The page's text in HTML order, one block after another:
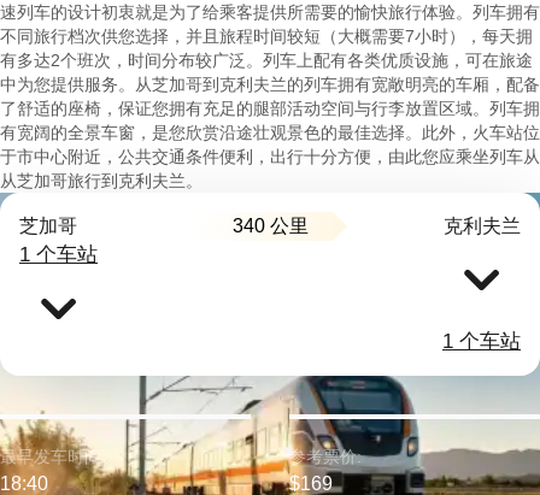
速列车的设计初衷就是为了给乘客提供所需要的愉快旅行体验。列车拥有
不同旅行档次供您选择，并且旅程时间较短（大概需要7小时），每天拥
有多达2个班次，时间分布较广泛。列车上配有各类优质设施，可在旅途
中为您提供服务。从芝加哥到克利夫兰的列车拥有宽敞明亮的车厢，配备
了舒适的座椅，保证您拥有充足的腿部活动空间与行李放置区域。列车拥
有宽阔的全景车窗，是您欣赏沿途壮观景色的最佳选择。此外，火车站位
于市中心附近，公共交通条件便利，出行十分方便，由此您应乘坐列车从
从芝加哥旅行到克利夫兰。
芝加哥 340 公里 克利夫兰
1 个车站
1 个车站
最早发车时间:
18:40
参考票价:
$169